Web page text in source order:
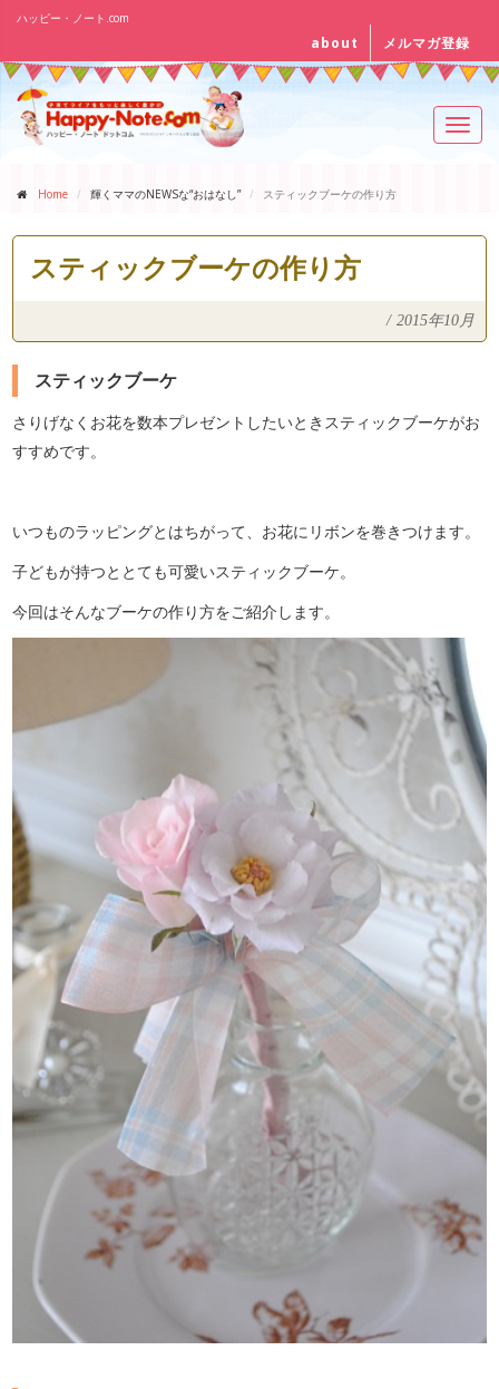
ハッピー・ノート.com
about メルマガ登録
Home 輝くママのNEWSな“おはなし” スティックブーケの作り方
スティックブーケの作り方
/ 2015年10月
スティックブーケ
さりげなくお花を数本プレゼントしたいときスティックブーケがお
すすめです。
いつものラッピングとはちがって、お花にリボンを巻きつけます。
子どもが持つととても可愛いスティックブーケ。
今回はそんなブーケの作り方をご紹介します。